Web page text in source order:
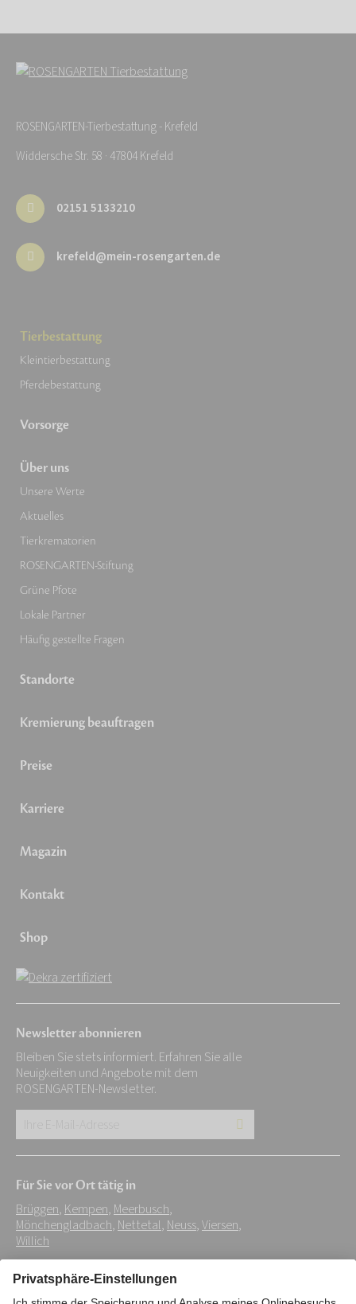
ROSENGARTEN-Tierbestattung - Krefeld
Widdersche Str. 58 · 47804 Krefeld
02151 5133210
krefeld@mein-rosengarten.de
Tierbestattung
Kleintierbestattung
Pferdebestattung
Vorsorge
Über uns
Unsere Werte
Aktuelles
Tierkrematorien
ROSENGARTEN-Stiftung
Grüne Pfote
Lokale Partner
Häufig gestellte Fragen
Standorte
Kremierung beauftragen
Preise
Karriere
Magazin
Kontakt
Shop
Newsletter abonnieren
Bleiben Sie stets informiert. Erfahren Sie alle
Neuigkeiten und Angebote mit dem
ROSENGARTEN-Newsletter.
E-
Adresse:
*
Für Sie vor Ort tätig in
Brüggen, Kempen, Meerbusch,
Mönchengladbach, Nettetal, Neuss,Viersen,
Willich
Impressum Datenschutz Stiftung